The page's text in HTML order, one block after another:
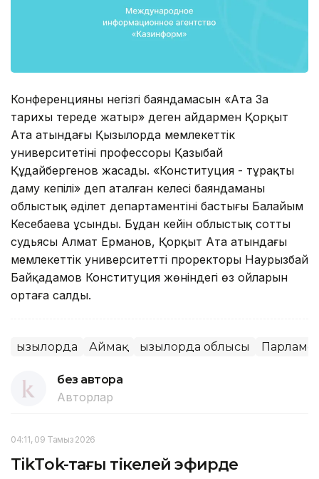
Конференцияның негізгі баяндамасын «Ата Заң
тарихы тереңде жатыр» деген айдармен Қорқыт
Ата атындағы Қызылорда мемлекеттік
университетінің профессоры Қазыбай
Құдайбергенов жасады. «Конституция - тұрақты
даму кепілі» деп аталған келесі баяндаманы
облыстық әділет департаментінің бастығы Балайым
Кесебаева ұсынды. Бұдан кейін облыстық соттың
судьясы Алмат Ерманов, Қорқыт Ата атындағы
мемлекеттік университеттің проректоры Наурызбай
Байқадамов Конституция жөніндегі өз ойларын
ортаға салды.
Қызылорда Аймақ Қызылорда облысы
без автора
Авторлар
04:11, 09 Тамыз 2026
TikТok-тағы тікелей эфирде